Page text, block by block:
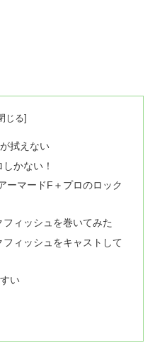
拭えない
かない！
ーマードF＋プロのロック
ィッシュを巻いてみた
ィッシュをキャストして
い